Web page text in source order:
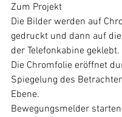
Zum Projekt
Die Bilder werden auf
gedruckt und dann auf
der Telefonkabine geklebt.
Die Chromfolie eröffnet
Spiegelung des
Ebene.
Bewegungsmelder